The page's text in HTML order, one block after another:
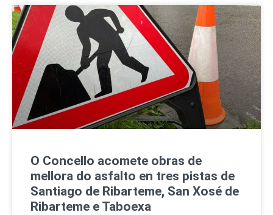
O Concello acomete obras de
mellora do asfalto en tres pistas de
Santiago de Ribarteme, San Xosé de
Ribarteme e Taboexa